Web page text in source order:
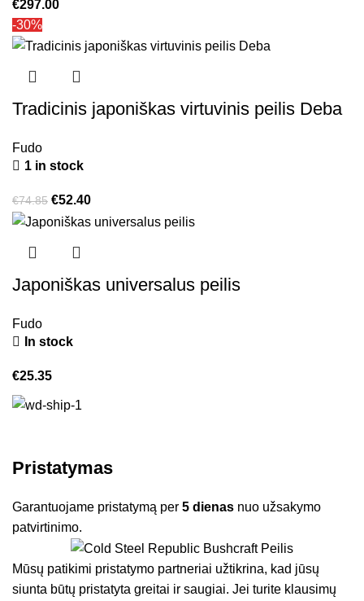
€297.00
-30%
Tradicinis japoniškas virtuvinis peilis Deba
Fudo
1 in stock
€74.85 €52.40
Japoniškas universalus peilis
Fudo
In stock
€25.35
Pristatymas
Garantuojame pristatymą per5 dienas nuo užsakymo
patvirtinimo.
Mūsų patikimi pristatymo partneriai užtikrina, kad jūsų
siunta būtų pristatyta greitai ir saugiai. Jei turite klausimų